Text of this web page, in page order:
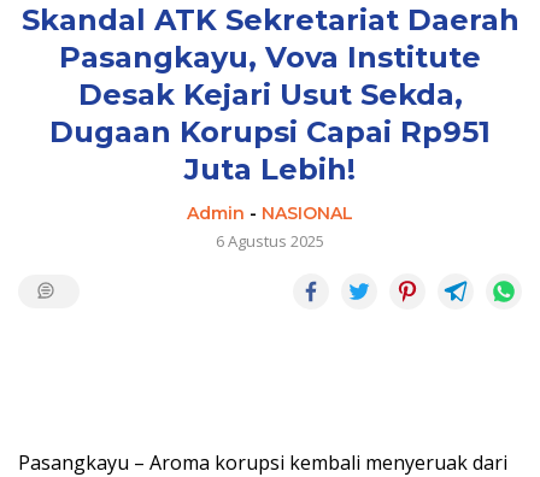
Skandal ATK Sekretariat Daerah
Pasangkayu, Vova Institute
Desak Kejari Usut Sekda,
Dugaan Korupsi Capai Rp951
Juta Lebih!
Admin - NASIONAL
6 Agustus 2025
Pasangkayu – Aroma korupsi kembali menyeruak dari